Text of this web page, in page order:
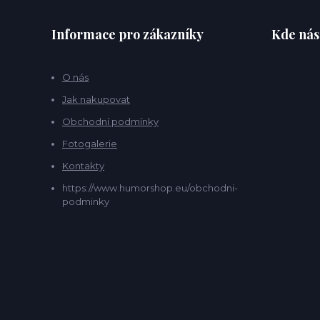
Informace pro zákazníky
O nás
Jak nakupovat
Obchodní podmínky
Fotogalerie
Kontakty
https://www.humorshop.eu/obchodni-
podminky
Kde